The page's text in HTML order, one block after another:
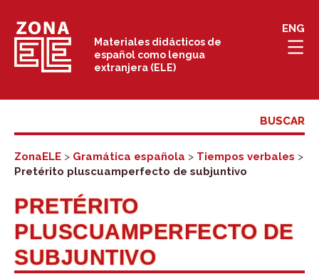
contenido
Materiales didácticos de
español como lengua
extranjera (ELE)
ENG
ZonaELE > Gramática española > Tiempos verbales >
Pretérito pluscuamperfecto de subjuntivo
PRETÉRITO
PLUSCUAMPERFECTO DE
SUBJUNTIVO